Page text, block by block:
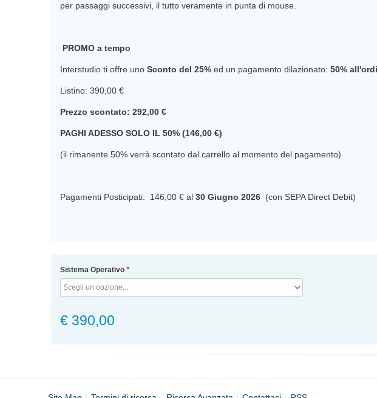
per passaggi successivi, il tutto veramente in punta di mouse.
PROMO a tempo
Interstudio ti offre uno Sconto del 25%ed un pagamento dilazionato: 50%
Listino: 390,00 €
Prezzo scontato: 292,00 €
PAGHI ADESSO SOLO IL 50% (146,00 €)
(il rimanente 50% verrà scontato dal carrello al momento del pagamento)
Pagamenti Posticipati: 146,00 € al 30 Giugno 2026(con SEPA Direct Debit)
*
Sistema Operativo
€ 390,00